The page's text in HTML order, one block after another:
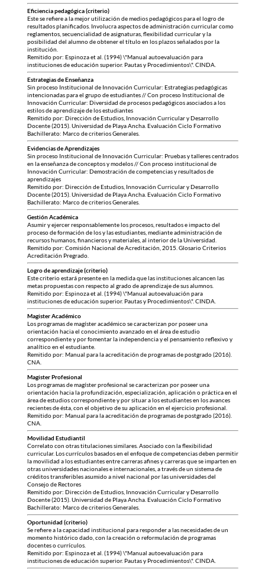
Eficiencia pedagógica (criterio)
Este se refiere a la mejor utilización de medios pedagógicos para el logro de
resultados planificados. Involucra aspectos de administración curricular como
reglamentos, secuencialidad de asignaturas, flexibilidad curricular y la
posibilidad del alumno de obtener el título en los plazos señalados por la
institución.
Remitido por: Espinoza et al. (1994) \"Manual autoevaluación para
instituciones de educación superior. Pautas y Procedimientos\". CINDA.
Estrategias de Enseñanza
Sin proceso Institucional de Innovación Curricular: Estrategias pedagógicas
intencionadas para el grupo de estudiantes // Con proceso Institucional de
Innovación Curricular: Diversidad de procesos pedagógicos asociados a los
estilos de aprendizaje de los estudiantes
Remitido por: Dirección de Estudios, Innovación Curricular y Desarrollo
Docente (2015). Universidad de Playa Ancha. Evaluación Ciclo Formativo
Bachillerato: Marco de criterios Generales.
Evidencias de Aprendizajes
Sin proceso Institucional de Innovación Curricular: Pruebas y talleres centrados
en la enseñanza de conceptos y modelos // Con proceso institucional de
Innovación Curricular: Demostración de competencias y resultados de
aprendizajes
Remitido por: Dirección de Estudios, Innovación Curricular y Desarrollo
Docente (2015). Universidad de Playa Ancha. Evaluación Ciclo Formativo
Bachillerato: Marco de criterios Generales.
Gestión Académica
Asumir y ejercer responsablemente los procesos, resultados e impacto del
proceso de formación de los y las estudiantes, mediante administración de
recursos humanos, financieros y materiales, al interior de la Universidad.
Remitido por: Comisión Nacional de Acreditación, 2015. Glosario Criterios
Acreditación Pregrado.
Logro de aprendizaje (criterio)
Este criterio estará presente en la medida que las instituciones alcancen las
metas propuestas con respecto al grado de aprendizaje de sus alumnos.
Remitido por: Espinoza et al. (1994) \"Manual autoevaluación para
instituciones de educación superior. Pautas y Procedimientos\". CINDA.
Magister Académico
Los programas de magíster académico se caracterizan por poseer una
orientación hacia el conocimiento avanzado en el área de estudio
correspondiente y por fomentar la independencia y el pensamiento reflexivo y
analítico en el estudiante.
Remitido por: Manual para la acreditación de programas de postgrado (2016).
CNA.
Magister Profesional
Los programas de magíster profesional se caracterizan por poseer una
orientación hacia la profundización, especialización, aplicación o práctica en el
área de estudios correspondiente y por situar a los estudiantes en los avances
recientes de ésta, con el objetivo de su aplicación en el ejercicio profesional.
Remitido por: Manual para la acreditación de programas de postgrado (2016).
CNA.
Movilidad Estudiantil
Correlato con otras titulaciones similares. Asociado con la flexibilidad
curricular. Los currículos basados en el enfoque de competencias deben permitir
la movilidad a los estudiantes entre carreras afines y carreras que se imparten en
otras universidades nacionales e internacionales, a través de un sistema de
créditos transferibles asumido a nivel nacional por las universidades del
Consejo de Rectores
Remitido por: Dirección de Estudios, Innovación Curricular y Desarrollo
Docente (2015). Universidad de Playa Ancha. Evaluación Ciclo Formativo
Bachillerato: Marco de criterios Generales.
Oportunidad (criterio)
Se refiere a la capacidad institucional para responder a las necesidades de un
momento histórico dado, con la creación o reformulación de programas
docentes o currículos.
Remitido por: Espinoza et al. (1994) \"Manual autoevaluación para
instituciones de educación superior. Pautas y Procedimientos\". CINDA.